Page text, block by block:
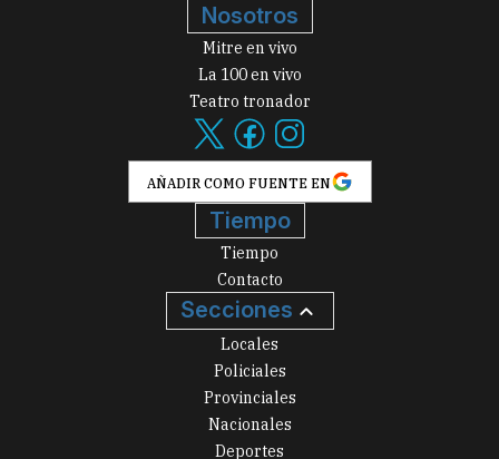
Nosotros
Mitre en vivo
La 100 en vivo
Teatro tronador
AÑADIR COMO FUENTE EN
Tiempo
Tiempo
Contacto
Secciones
Locales
Policiales
Provinciales
Nacionales
Deportes